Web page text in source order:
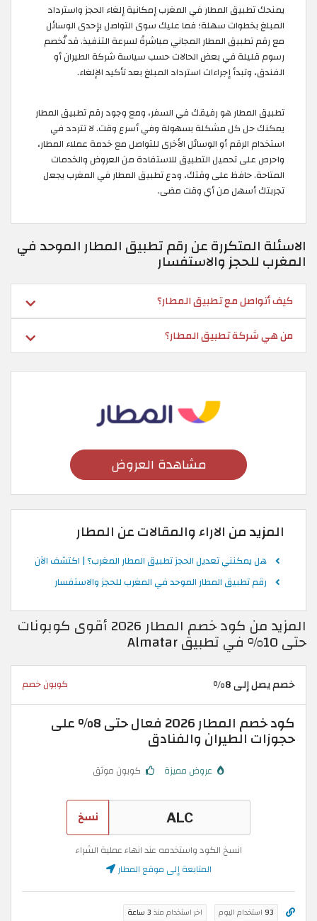
يمنحك تطبيق المطار في المغرب إمكانية إلغاء الحجز واسترداد
المبلغ بخطوات سهلة؛ فما عليك سوى التواصل بإحدى الوسائل
مع رقم تطبيق المطار المجاني مباشرةً لسرعة التنفيذ. قد تُخصم
رسوم قليلة في بعض الحالات حسب سياسة شركة الطيران أو
الفندق، وتبدأ إجراءات استرداد المبلغ بعد تأكيد الإلغاء.
تطبيق المطار هو رفيقك في السفر، ومع وجود رقم تطبيق المطار
يمكنك حل كل مشكلة بسهولة وفي أسرع وقت. لا تتردد في
استخدام الرقم أو الوسائل الأخرى للتواصل مع خدمة عملاء المطار،
واحرص على تحميل التطبيق للاستفادة من العروض والخدمات
المتاحة. حافظ على وقتك، ودع تطبيق المطار في المغرب يجعل
تجربتك أسهل من أي وقت مضى.
الاسئلة المتكررة عن رقم تطبيق المطار الموحد في
المغرب للحجز والاستفسار
كيف أتواصل مع تطبيق المطار؟
من هي شركة تطبيق المطار؟
مشاهدة العروض
المزيد من الاراء والمقالات عن المطار
هل يمكنني تعديل الحجز تطبيق المطار المغرب؟ | اكتشف الآن
رقم تطبيق المطار الموحد في المغرب للحجز والاستفسار
المزيد من كود خصم المطار 2026 أقوى كوبونات
حتى 10% في تطبيق Almatar
خصم يصل إلى 8% كوبون خصم
كود خصم المطار 2026 فعال حتى 8% على
حجوزات الطيران والفنادق
عروض مميزة كوبون موثق
نسخ
انسخ الكود واستخدمه عند انهاء عملية الشراء
المتابعة إلى موقع المطار
93 استخدام اليوم اخر استخدام منذ 3 ساعة